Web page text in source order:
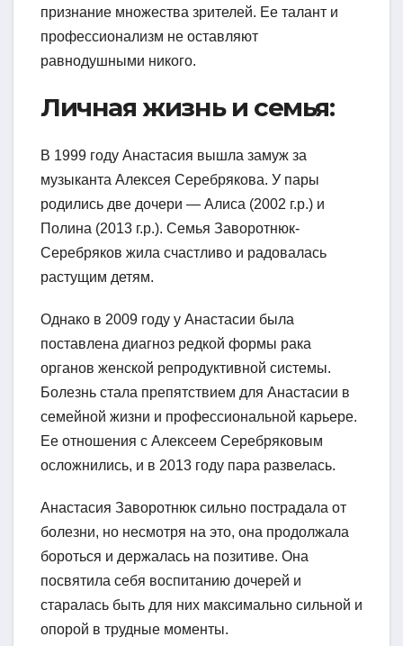
признание множества зрителей. Ее талант и
профессионализм не оставляют
равнодушными никого.
Личная жизнь и семья:
В 1999 году Анастасия вышла замуж за
музыканта Алексея Серебрякова. У пары
родились две дочери — Алиса (2002 г.р.) и
Полина (2013 г.р.). Семья Заворотнюк-
Серебряков жила счастливо и радовалась
растущим детям.
Однако в 2009 году у Анастасии была
поставлена диагноз редкой формы рака
органов женской репродуктивной системы.
Болезнь стала препятствием для Анастасии в
семейной жизни и профессиональной карьере.
Ее отношения с Алексеем Серебряковым
осложнились, и в 2013 году пара развелась.
Анастасия Заворотнюк сильно пострадала от
болезни, но несмотря на это, она продолжала
бороться и держалась на позитиве. Она
посвятила себя воспитанию дочерей и
старалась быть для них максимально сильной и
опорой в трудные моменты.